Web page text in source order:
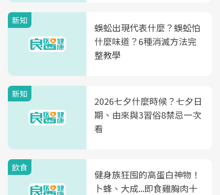
新知
蜈蚣出現代表什麼？蜈蚣怕
什麼味道？6種消滅方法完
整教學
新知
2026七夕什麼時候？七夕日
期、由來與3習俗8禁忌一次
看
飲食
健身族狂囤的高蛋白神物！
卜蜂、大成...即食雞胸肉十